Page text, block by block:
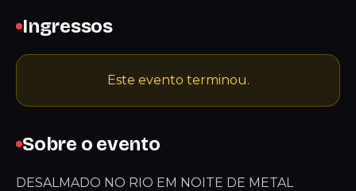
Sobre o evento
DESALMADO NO RIO EM NOITE DE METAL
Ingressos
Este evento terminou.